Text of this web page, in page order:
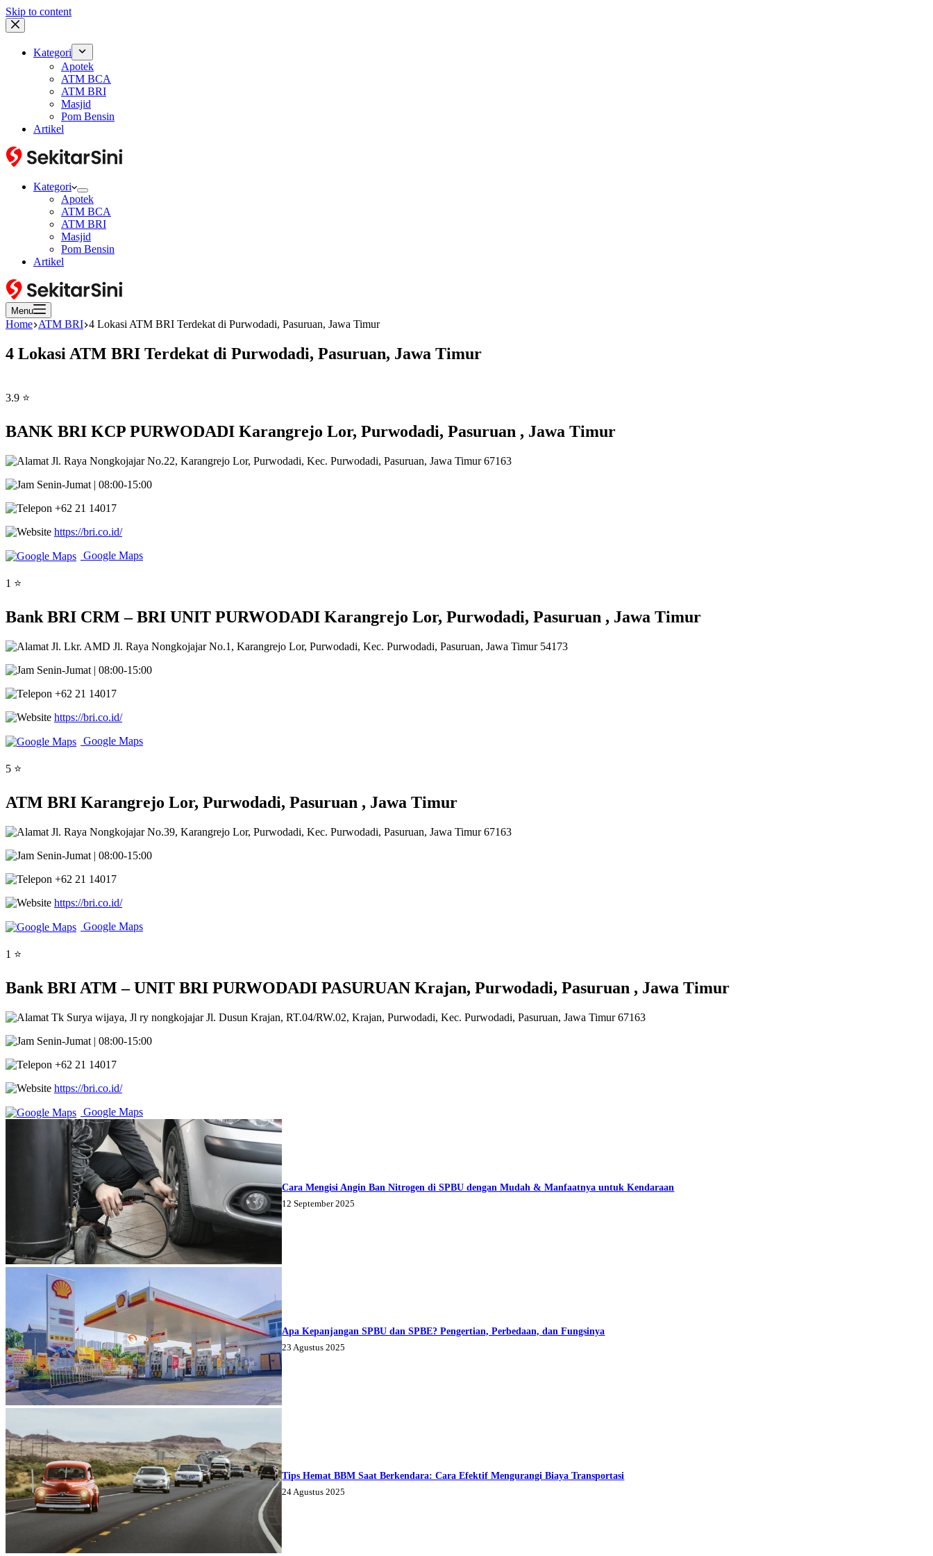
Skip to content
Kategori
Apotek
ATM BCA
ATM BRI
Masjid
Pom Bensin
Artikel
Kategori
Apotek
ATM BCA
ATM BRI
Masjid
Pom Bensin
Artikel
Menu
Home ATM BRI 4 Lokasi ATM BRI Terdekat di Purwodadi, Pasuruan, Jawa Timur
4 Lokasi ATM BRI Terdekat di Purwodadi, Pasuruan, Jawa Timur
3.9 ⭐
BANK BRI KCP PURWODADI Karangrejo Lor, Purwodadi, Pasuruan , Jawa Timur
Jl. Raya Nongkojajar No.22, Karangrejo Lor, Purwodadi, Kec. Purwodadi, Pasuruan, Jawa Timur 67163
Senin-Jumat | 08:00-15:00
+62 21 14017
https://bri.co.id/
Google Maps
1 ⭐
Bank BRI CRM – BRI UNIT PURWODADI Karangrejo Lor, Purwodadi, Pasuruan , Jawa Timur
Jl. Lkr. AMD Jl. Raya Nongkojajar No.1, Karangrejo Lor, Purwodadi, Kec. Purwodadi, Pasuruan, Jawa Timur 54173
Senin-Jumat | 08:00-15:00
+62 21 14017
https://bri.co.id/
Google Maps
5 ⭐
ATM BRI Karangrejo Lor, Purwodadi, Pasuruan , Jawa Timur
Jl. Raya Nongkojajar No.39, Karangrejo Lor, Purwodadi, Kec. Purwodadi, Pasuruan, Jawa Timur 67163
Senin-Jumat | 08:00-15:00
+62 21 14017
https://bri.co.id/
Google Maps
1 ⭐
Bank BRI ATM – UNIT BRI PURWODADI PASURUAN Krajan, Purwodadi, Pasuruan , Jawa Timur
Tk Surya wijaya, Jl ry nongkojajar Jl. Dusun Krajan, RT.04/RW.02, Krajan, Purwodadi, Kec. Purwodadi, Pasuruan, Jawa Timur 67163
Senin-Jumat | 08:00-15:00
+62 21 14017
https://bri.co.id/
Google Maps
Cara Mengisi Angin Ban Nitrogen di SPBU dengan Mudah & Manfaatnya untuk Kendaraan
12 September 2025
Apa Kepanjangan SPBU dan SPBE? Pengertian, Perbedaan, dan Fungsinya
23 Agustus 2025
Tips Hemat BBM Saat Berkendara: Cara Efektif Mengurangi Biaya Transportasi
24 Agustus 2025